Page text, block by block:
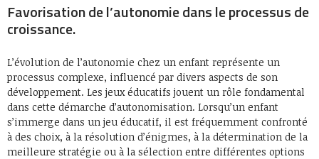
Favorisation de l’autonomie dans le processus de
croissance.
L’évolution de l’autonomie chez un enfant représente un
processus complexe, influencé par divers aspects de son
développement. Les jeux éducatifs jouent un rôle fondamental
dans cette démarche d’autonomisation. Lorsqu’un enfant
s’immerge dans un jeu éducatif, il est fréquemment confronté
à des choix, à la résolution d’énigmes, à la détermination de la
meilleure stratégie ou à la sélection entre différentes options